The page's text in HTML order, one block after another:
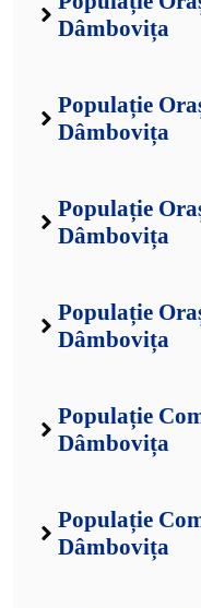
Dâmbovița
Populație
Dâmbovița
Populație
Dâmbovița
Populație
Dâmbovița
Populație
Dâmbovița
Populație
Dâmbovița